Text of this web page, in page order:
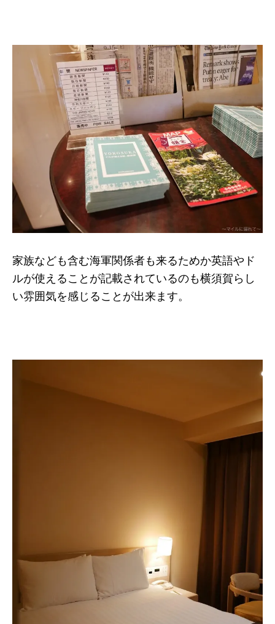
家族なども含む海軍関係者も来るためか英語やド
ルが使えることが記載されているのも横須賀らし
い雰囲気を感じることが出来ます。